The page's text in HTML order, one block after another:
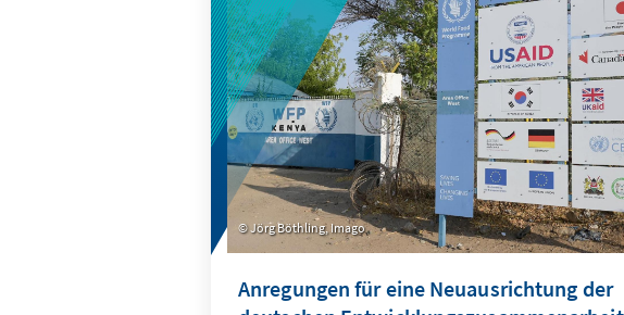
Jörg Böthling, Imago
Anregungen für eine Neuausrichtung der